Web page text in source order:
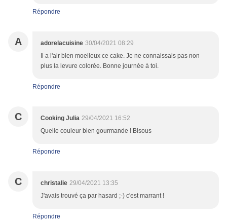
Répondre
A adorelacuisine 30/04/2021 08:29
Il a l'air bien moelleux ce cake. Je ne connaissais pas non
plus la levure colorée. Bonne journée à toi.
Répondre
C Cooking Julia 29/04/2021 16:52
Quelle couleur bien gourmande ! Bisous
Répondre
C christalie 29/04/2021 13:35
J'avais trouvé ça par hasard ;-) c'est marrant !
Répondre